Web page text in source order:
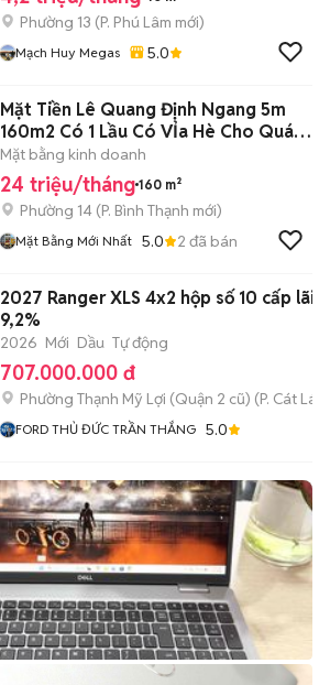
Phường 13 (P. Phú Lâm mới)
Mạch Huy Megas 5.0
Mặt Tiền Lê Quang Định Ngang 5m
160m2 Có 1 Lầu Có VỈa Hè Cho Quán
Ăn
Mặt bằng kinh doanh
24 triệu/tháng 160 m²
Phường 14 (P. Bình Thạnh mới)
Mặt Bằng Mới Nhất 5.0 2 đã bán
2027 Ranger XLS 4x2 hộp số 10 cấp lãi
9,2%
2026 Mới Dầu Tự động
707.000.000 đ
Phường Thạnh Mỹ Lợi (Quận 2 cũ) (P. Cát Lái
FORD THỦ ĐỨC TRẦN THẮNG 5.0